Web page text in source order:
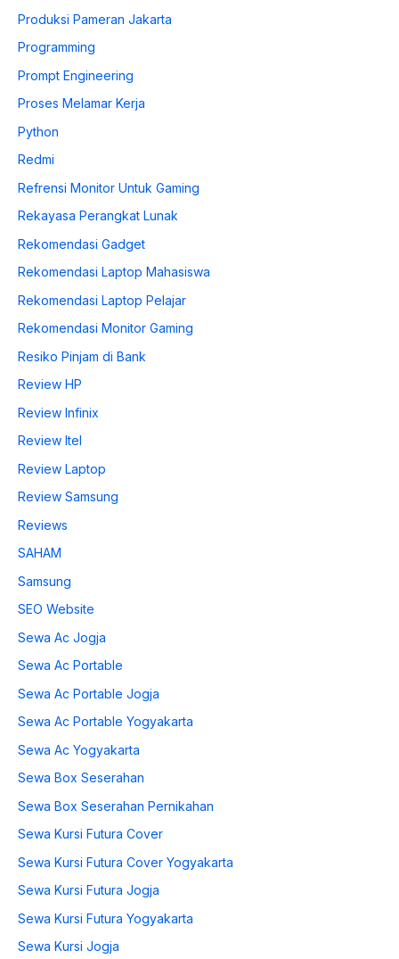
Produksi Pameran Jakarta
Programming
Prompt Engineering
Proses Melamar Kerja
Python
Redmi
Refrensi Monitor Untuk Gaming
Rekayasa Perangkat Lunak
Rekomendasi Gadget
Rekomendasi Laptop Mahasiswa
Rekomendasi Laptop Pelajar
Rekomendasi Monitor Gaming
Resiko Pinjam di Bank
Review HP
Review Infinix
Review Itel
Review Laptop
Review Samsung
Reviews
SAHAM
Samsung
SEO Website
Sewa Ac Jogja
Sewa Ac Portable
Sewa Ac Portable Jogja
Sewa Ac Portable Yogyakarta
Sewa Ac Yogyakarta
Sewa Box Seserahan
Sewa Box Seserahan Pernikahan
Sewa Kursi Futura Cover
Sewa Kursi Futura Cover Yogyakarta
Sewa Kursi Futura Jogja
Sewa Kursi Futura Yogyakarta
Sewa Kursi Jogja